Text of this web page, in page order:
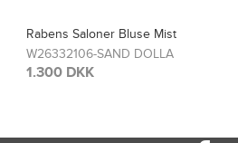
Rabens Saloner Top Sinem
W26308115-FRENCH TOA
1.300 DKK